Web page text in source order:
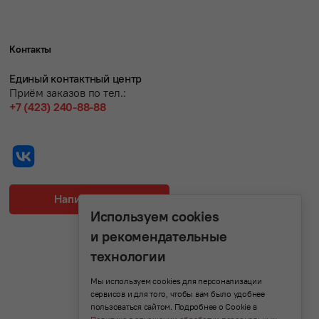
Контакты
Единый контактный центр
Приём заказов по тел.:
+7 (423) 240-88-88
Написать нам
Используем cookies
и рекомендательные
технологии
Мы используем cookies для персонализации
сервисов и для того, чтобы вам было удобнее
пользоваться сайтом. Подробнее о Cookie в